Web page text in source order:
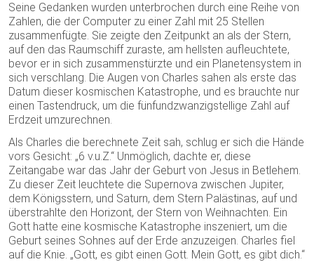
Seine Gedanken wurden unterbrochen durch eine Reihe von
Zahlen, die der Computer zu einer Zahl mit 25 Stellen
zusammenfügte. Sie zeigte den Zeitpunkt an als der Stern,
auf den das Raumschiff zuraste, am hellsten aufleuchtete,
bevor er in sich zusammenstürzte und ein Planetensystem in
sich verschlang. Die Augen von Charles sahen als erste das
Datum dieser kosmischen Katastrophe, und es brauchte nur
einen Tastendruck, um die fünfundzwanzigstellige Zahl auf
Erdzeit umzurechnen.
Als Charles die berechnete Zeit sah, schlug er sich die Hände
vors Gesicht: „6 v.u.Z.“ Unmöglich, dachte er, diese
Zeitangabe war das Jahr der Geburt von Jesus in Betlehem.
Zu dieser Zeit leuchtete die Supernova zwischen Jupiter,
dem Königsstern, und Saturn, dem Stern Palästinas, auf und
überstrahlte den Horizont, der Stern von Weihnachten. Ein
Gott hatte eine kosmische Katastrophe inszeniert, um die
Geburt seines Sohnes auf der Erde anzuzeigen. Charles fiel
auf die Knie. „Gott, es gibt einen Gott. Mein Gott, es gibt dich.“